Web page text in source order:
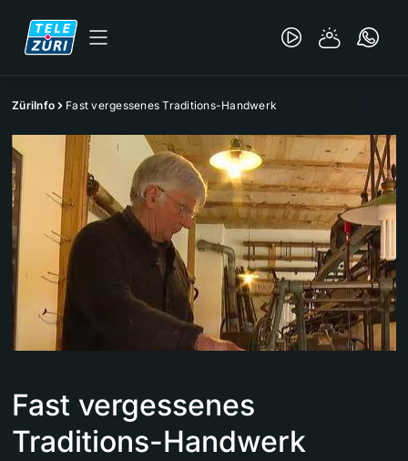
ZüriInfo Fast vergessenes Traditions-Handwerk
Fast vergessenes
Traditions-Handwerk